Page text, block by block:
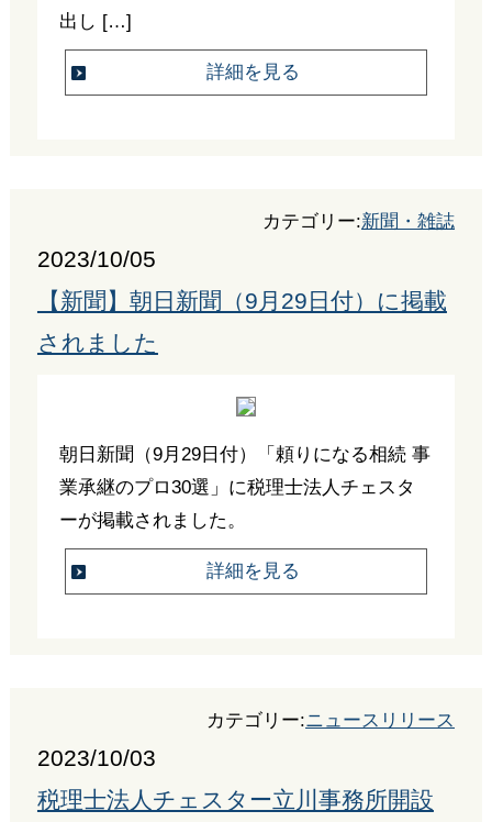
出し […]
詳細を見る
カテゴリー:新聞・雑誌
2023/10/05
【新聞】朝日新聞（9月29日付）に掲載
されました
朝日新聞（9月29日付）「頼りになる相続 事
業承継のプロ30選」に税理士法人チェスタ
ーが掲載されました。
詳細を見る
カテゴリー:ニュースリリース
2023/10/03
税理士法人チェスター立川事務所開設